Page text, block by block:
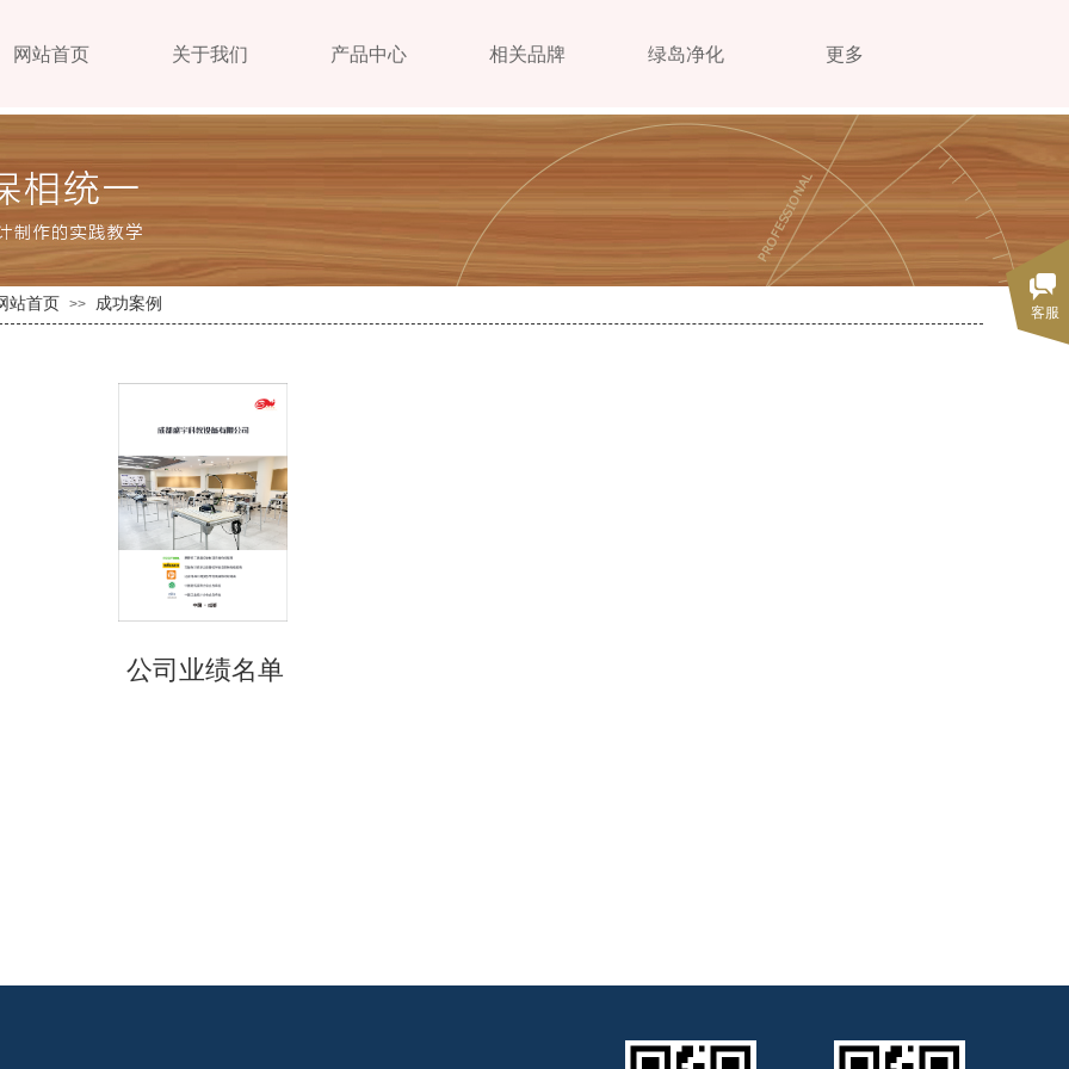
站首页 >> 成功案例
公司业绩名单
网站首页 关于我们 产品中心 相关品牌 绿岛净化 更多
客服